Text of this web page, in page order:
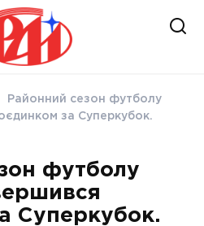
Районний сезон футболу
за Суперкубок.
футболу
Суперкубок.